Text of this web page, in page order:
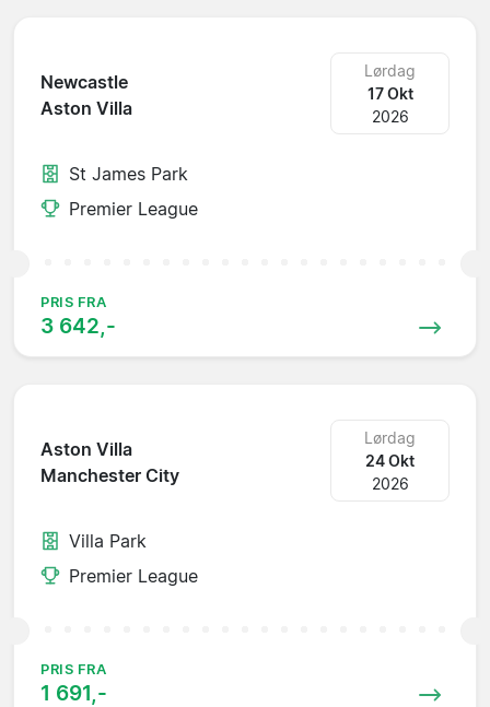
Newcastle
Aston Villa
Lørdag
17 Okt
2026
St James Park
Premier League
PRIS FRA
3 642,-
Aston Villa
Manchester City
Lørdag
24 Okt
2026
Villa Park
Premier League
PRIS FRA
1 691,-